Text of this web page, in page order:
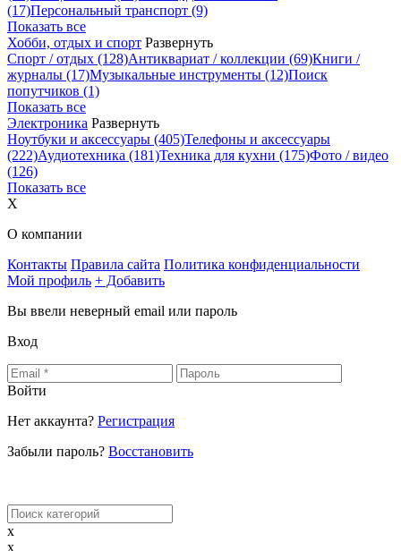
(17)Персональный транспорт (9)
Показать все
Хобби, отдых и спорт Развернуть
Спорт / отдых (128)Антиквариат / коллекции (69)Книги /
журналы (17)Музыкальные инструменты (12)Поиск
попутчиков (1)
Показать все
Электроника Развернуть
Ноутбуки и аксессуары (405)Телефоны и аксессуары
(222)Аудиотехника (181)Техника для кухни (175)Фото / видео
(126)
Показать все
X
О компании
Контакты Правила сайта Политика конфиденциальности
Мой профиль + Добавить
Вы ввели неверный email или пароль
Вход
Войти
Нет аккаунта? Регистрация
Забыли пароль? Восстановить
x
x